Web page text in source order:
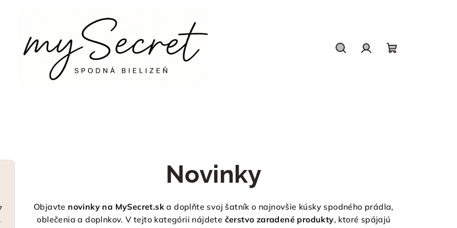
Novinky
Objavte novinky na MySecret.sk a doplňte svoj šatník o najnovšie kúsky spodného prádla,
oblečenia a doplnkov. V tejto kategórii nájdete čerstvo zaradené produkty, ktoré spájajú